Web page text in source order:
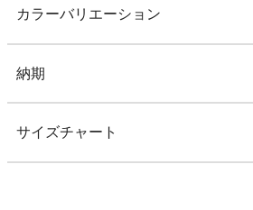
カラーバリエーション
納期
サイズチャート